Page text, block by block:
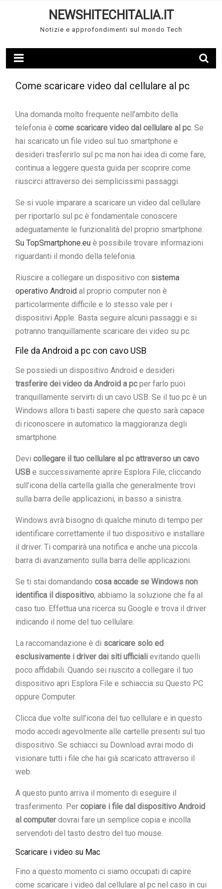
NEWSHITECHITALIA.IT
Notizie e approfondimenti sul mondo Tech
Come scaricare video dal cellulare al pc
Una domanda molto frequente nell’ambito della
telefonia è come scaricare video dal cellulare al pc. Se
hai scaricato un file video sul tuo smartphone e
desideri trasferirlo sul pc ma non hai idea di come fare,
continua a leggere questa guida per scoprire come
riuscirci attraverso dei semplicissimi passaggi.
Se si vuole imparare a scaricare un video dal cellulare
per riportarlo sul pc è fondamentale conoscere
adeguatamente le funzionalità del proprio smartphone.
Su TopSmartphone.eu è possibile trovare informazioni
riguardanti il mondo della telefonia.
Riuscire a collegare un dispositivo con sistema
operativo Android al proprio computer non è
particolarmente difficile e lo stesso vale per i
dispositivi Apple. Basta seguire alcuni passaggi e si
potranno tranquillamente scaricare dei video su pc.
File da Android a pc con cavo USB
Se possiedi un dispositivo Android e desideri
trasferire dei video da Android a pcper farlo puoi
tranquillamente servirti di un cavo USB. Se il tuo pc è un
Windows allora ti basti sapere che questo sarà capace
di riconoscere in automatico la maggioranza degli
smartphone.
Devi collegare il tuo cellulare al pc attraverso un cavo
USB e successivamente aprire Esplora File, cliccando
sull’icona della cartella gialla che generalmente trovi
sulla barra delle applicazioni, in basso a sinistra.
Windows avrà bisogno di qualche minuto di tempo per
identificare correttamente il tuo dispositivo e installare
il driver. Ti comparirà una notifica e anche una piccola
barra di avanzamento sulla barra delle applicazioni.
Se ti stai domandando cosa accade se Windows non
identifica il dispositivo, abbiamo la soluzione che fa al
caso tuo. Effettua una ricerca su Google e trova il driver
indicando il nome del tuo cellulare.
La raccomandazione è di scaricare solo ed
esclusivamente i driver dai siti ufficiali evitando quelli
poco affidabili. Quando sei riuscito a collegare il tuo
dispositivo apri Esplora File e schiaccia su Questo PC
oppure Computer.
Clicca due volte sull’icona del tuo cellulare e in questo
modo accedi agevolmente alle cartelle presenti sul tuo
dispositivo. Se schiacci su Download avrai modo di
visionare tutti i file che hai già scaricato attraverso il
web.
A questo punto arriva il momento di eseguire il
trasferimento. Per copiare i file dal dispositivo Android
al computerdovrai fare un semplice copia e incolla
servendoti del tasto destro del tuo mouse.
Scaricare i video su Mac
Fino a questo momento ci siamo occupati di capire
come scaricare i video dal cellulare al pc nel caso in cui